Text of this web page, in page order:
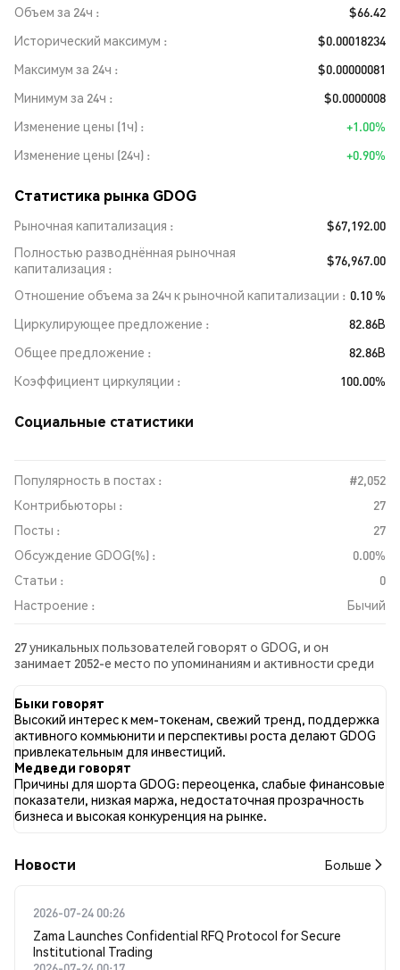
Объем за 24ч
$66.42
Исторический максимум
$0.00018234
Максимум за 24ч
$0.00000081
Минимум за 24ч
$0.0000008
Изменение цены (1ч)
+1.00%
Изменение цены (24ч)
+0.90%
Статистика рынка GDOG
Рыночная капитализация
$67,192.00
Полностью разводнённая рыночная
капитализация
$76,967.00
Отношение объема за 24ч к рыночной капитализации
0.10 %
Циркулирующее предложение
82.86B
Общее предложение
82.86B
Коэффициент циркуляции
100.00%
Социальные статистики
Популярность в постах :
#2,052
Контрибьюторы :
27
Посты :
27
Обсуждение GDOG(%) :
0.00%
Статьи :
0
Настроение :
Бычий
27 уникальных пользователей говорят о GDOG, и он
занимает 2052-е место по упоминаниям и активности среди
отношении GDOG во всех социальных сетях было Бычий.
Всего было опубликовано 0 новостных статей о GDOG. В
Twitter 55.37% твитов имели бычий настрой по сравнению с
6.61% твитов с медвежьим настроем по GDOG. 38.02% твитов
были нейтральными по отношению к GDOG. Эти данные
основаны на 121 твитах.
Быки говорят
Высокий интерес к мем-токенам, свежий тренд, поддержка
активного коммьюнити и перспективы роста делают GDOG
привлекательным для инвестиций.
Медведи говорят
Причины для шорта GDOG: переоценка, слабые финансовые
показатели, низкая маржа, недостаточная прозрачность
бизнеса и высокая конкуренция на рынке.
Новости Больше
2026-07-24 00:26
Zama Launches Confidential RFQ Protocol for Secure
Institutional Trading